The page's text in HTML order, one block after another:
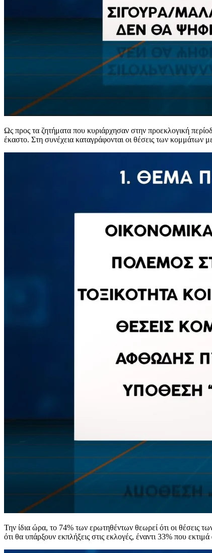
Ως προς τα ζητήματα που κυριάρχησαν στην προεκλογική
έκαστο. Στη συνέχεια καταγράφονται οι θέσεις των
Την ίδια ώρα, το 74% των ερωτηθέντων θεωρεί ότι οι θέσεις
ότι θα υπάρξουν εκπλήξεις στις εκλογές, έναντι 33% που